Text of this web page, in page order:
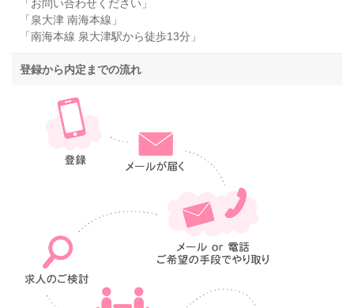
「お問い合わせください」
「泉大津 南海本線」
「南海本線 泉大津駅から徒歩13分」
登録から内定までの流れ